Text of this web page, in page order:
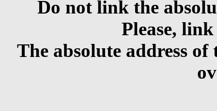
Do not link the
Please,
The absolute address